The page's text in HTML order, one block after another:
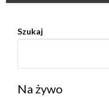
Szukaj
Na żywo